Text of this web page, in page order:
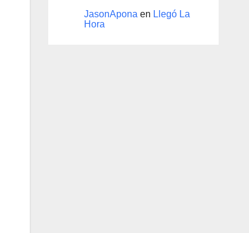
JasonAponaen Llegó La
Hora